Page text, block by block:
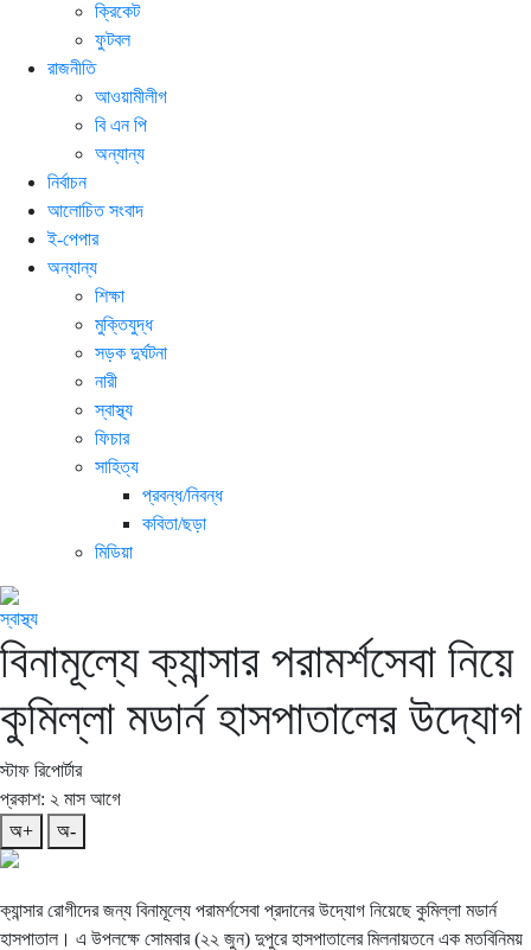
ক্রিকেট
ফুটবল
রাজনীতি
আওয়ামীলীগ
বি এন পি
অন্যান্য
নির্বাচন
আলোচিত সংবাদ
ই-পেপার
অন্যান্য
শিক্ষা
মুক্তিযুদ্ধ
সড়ক দুর্ঘটনা
নারী
স্বাস্থ্য
ফিচার
সাহিত্য
প্রবন্ধ/নিবন্ধ
কবিতা/ছড়া
মিডিয়া
স্বাস্থ্য
বিনামূল্যে ক্যান্সার পরামর্শসেবা নিয়ে
কুমিল্লা মডার্ন হাসপাতালের উদ্যোগ
স্টাফ রিপোর্টার
প্রকাশ: ২ মাস আগে
অ+
অ-
ক্যান্সার রোগীদের জন্য বিনামূল্যে পরামর্শসেবা প্রদানের উদ্যোগ নিয়েছে কুমিল্লা মডার্ন
হাসপাতাল। এ উপলক্ষে সোমবার (২২ জুন) দুপুরে হাসপাতালের মিলনায়তনে এক মতবিনিময়